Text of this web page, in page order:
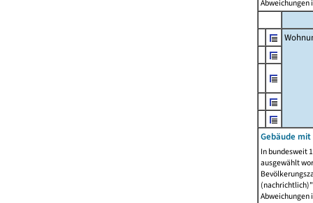
Abweichungen
Gebäude
In bundesweit
ausgewählt
Abweichungen